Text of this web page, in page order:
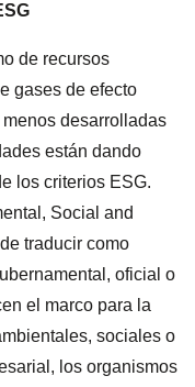
de recursos
gases de efecto
desarrolladas
están dando
los criterios ESG.
Social and
traducir como
oficial o
el marco para la
sociales o
los organismos